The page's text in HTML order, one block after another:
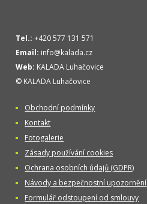
Tel.: +420 577 131 571
Email: info@kalada.cz
Web: KALADA Luhačovice
© KALADA Luhačovice
Obchodní podmínky
Kontakt
Fotogalerie
Zásady používání cookies
Ochrana osobních údajů (GDPR)
Návody a bezpečnostní upozornění
Formulář odstoupení od smlouvy